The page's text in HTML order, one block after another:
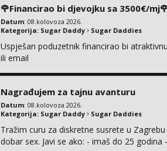
🌹Financirao bi djevojku sa 3500€/
Datum: 08.kolovoza 2026.
Kategorija: Sugar Daddy Sugar Daddies
Uspješan poduzetnik financirao bi
ili email
Nagrađujem za tajnu avanturu
Datum: 08.kolovoza 2026.
Kategorija: Sugar Daddy Sugar Daddies
Tražim curu za diskretne susrete u
dobar sex. Javi se ako: - imaš do 25